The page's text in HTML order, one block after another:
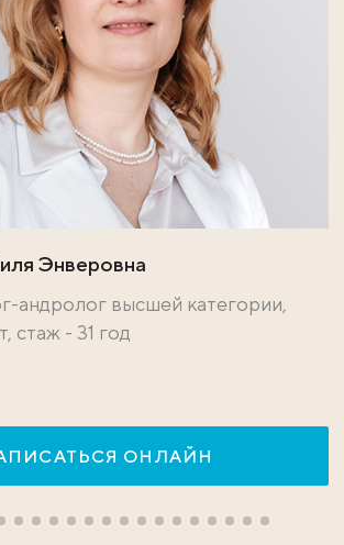
Энверовна
андролог высшей категории,
стаж - 31 год
ОНЛАЙН